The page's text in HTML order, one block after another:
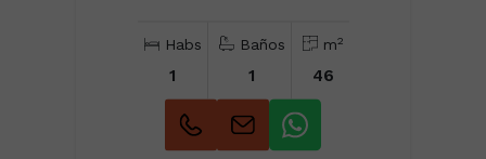
Habs
1
Baños
1
m2
46